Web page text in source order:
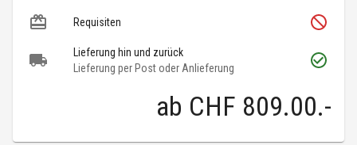
Requisiten
Lieferung hin und zurück
Lieferung per Post oder Anlieferung
ab CHF 809.00.-